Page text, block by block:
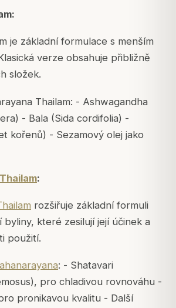
je základní formulace s menším
verze obsahuje přibližně
složek.
Thailam: - Ashwagandha
- Bala (Sida cordifolia) -
kořenů) - Sezamový olej jako
:
rozšiřuje základní formuli
byliny, které zesilují její účinek a
použití.
: - Shatavari
pro chladivou rovnováhu -
pronikavou kvalitu - Další